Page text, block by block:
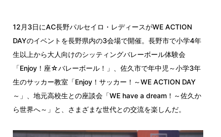
12月3日にAC長野パルセイロ・レディースがWE ACTION
DAYのイベントを長野県内の3会場で開催。長野市で小学4年
生以上から大人向けのシッティングバレーボール体験会
「Enjoy！座☆バレーボール！」、佐久市で年中児～小学3年
生のサッカー教室「Enjoy！サッカー！～WE ACTION DAY
～」、地元高校生との座談会「WE have a dream！～佐久か
ら世界へ～」と、さまざまな世代との交流を楽しんだ。